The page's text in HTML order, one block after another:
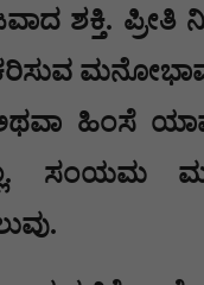
ಶಕ್ತಿ. ಪ್ರೀತಿ
ಅಥವಾ ಹಿಂಸೆ
ಸಂಯಮ